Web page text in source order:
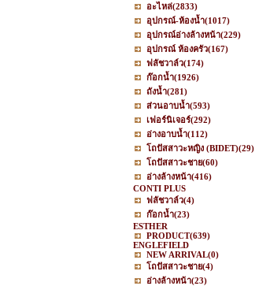
อะไหล่(2833)
อุปกรณ์-ห้องน้ำ(1017)
อุปกรณ์อ่างล้างหน้า(229)
อุปกรณ์ ห้องครัว(167)
ฟลัชวาล์ว(174)
ก๊อกน้ำ(1926)
ถังน้ำ(281)
ส่วนอาบน้ำ(593)
เฟอร์นิเจอร์(292)
อ่างอาบน้ำ(112)
โถปัสสาวะหญิง (BIDET)(29)
โถปัสสาวะชาย(60)
อ่างล้างหน้า(416)
CONTI PLUS
ฟลัชวาล์ว(4)
ก๊อกน้ำ(23)
ESTHER
PRODUCT(639)
ENGLEFIELD
NEW ARRIVAL(0)
โถปัสสาวะชาย(4)
อ่างล้างหน้า(23)